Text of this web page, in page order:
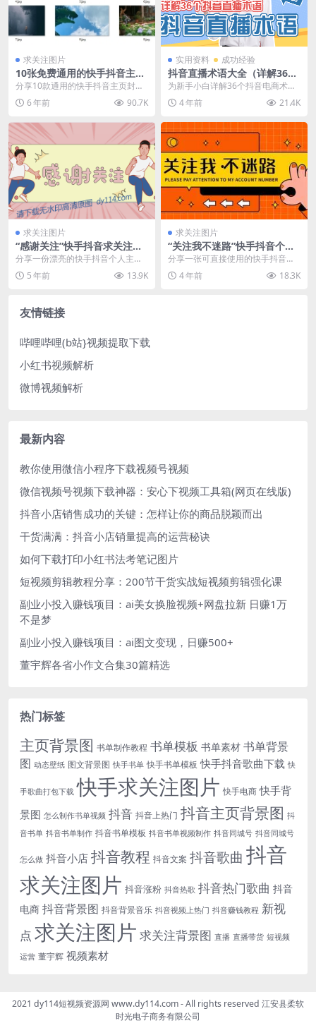
求关注图片
10张免费通用的快手抖音主页
封面背景图
分享10款通用的快手抖音主页封面
顶部的背景图，适合各种类型的vlo
g，喜欢的朋友...
6 年前 90.7K
实用资料 成功经验
抖音直播术语大全（详解36个
常用抖音术语）
为新手小白详解36个抖音电商术
语，做抖音电商必须了解的专业术
语。 1 卡直播广场...
4 年前 21.4K
求关注图片
“感谢关注”快手抖音求关注图
片素材
分享一份漂亮的快手抖音个人主页
顶部封面求关注的背景图：”感谢关
注&#...
5 年前 13.9K
求关注图片
“关注我不迷路”快手抖音个人
主页求关注背景图
分享一张可直接使用的快手抖音个
人主页求关注背景图，主题为”关注
我不迷...
4 年前 18.3K
友情链接
哔哩哔哩(b站}视频提取下载
小红书视频解析
微博视频解析
最新内容
教你使用微信小程序下载视频号视频
微信视频号视频下载神器：安心下视频工具箱(网页在线版)
抖音小店销售成功的关键：怎样让你的商品脱颖而出
干货满满：抖音小店销量提高的运营秘诀
如何下载打印小红书法考笔记图片
短视频剪辑教程分享：200节干货实战短视频剪辑强化课
副业小投入赚钱项目：ai美女换脸视频+网盘拉新 日赚1万
不是梦
副业小投入赚钱项目：ai图文变现，日赚500+
董宇辉各省小作文合集30篇精选
热门标签
主页背景图 书单制作教程 书单模板 书单素材 书单背景
图 动态壁纸 图文背景图 快手书单 快手书单模板 快手抖音歌曲下载 快
手歌曲打包下载 快手求关注图片 快手电商 快手背
景图 怎么制作书单视频 抖音 抖音上热门 抖音主页背景图 抖
音书单 抖音书单制作 抖音书单模板 抖音书单视频制作 抖音同城号 抖音同城号
怎么做 抖音小店 抖音教程 抖音文案 抖音歌曲 抖音
求关注图片 抖音涨粉 抖音热歌 抖音热门歌曲 抖音
电商 抖音背景图 抖音背景音乐 抖音视频上热门 抖音赚钱教程 新视
点 求关注图片 求关注背景图 直播 直播带货 短视频
运营 董宇辉 视频素材
2021 dy114短视频资源网 www.dy114.com - All rights reserved 江安县柔软
时光电子商务有限公司